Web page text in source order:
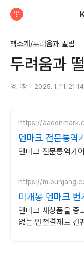
책소개/두려움과 떨림
두려움과
엉클창 2025. 1. 11. 21:14
https://
덴마크 전문통역
덴마크 전문통역가
https://
미개봉 덴마크
랜드 중고거래
덴마크 새상품을 중
없는 안전결제로 간